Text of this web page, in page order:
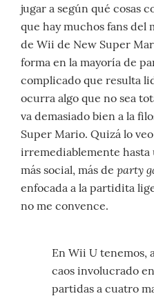
jugar a según qué cosas
que hay muchos fans del
de Wii de New Super
forma en la mayoría de
complicado que resulta
ocurra algo que no sea
va demasiado bien a la
Super Mario. Quizá lo
irremediablemente
más social, más de party
enfocada a la partidita
no me convence.
En Wii U tenemos,
caos involucrado
partidas a cuatro